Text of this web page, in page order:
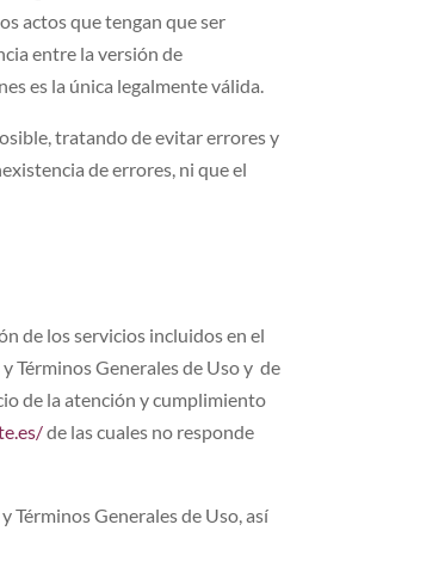
actos que tengan que ser
entre la versión de
es la única legalmente válida.
tratando de evitar errores y
de errores, ni que el
de los servicios incluidos en el
Términos Generales de Uso y de
de la atención y cumplimiento
de las cuales no responde
Términos Generales de Uso, así